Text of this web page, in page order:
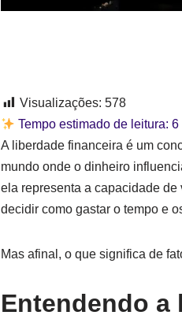
Visualizações: 578
Tempo estimado de leitura:6
A liberdade financeira é um
mundo onde o dinheiro
ela representa a capacidade
decidir como gastar o tempo e
Mas afinal, o que significa de
Entendendo a